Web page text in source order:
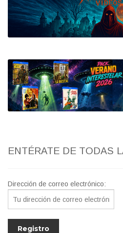
Bluray
Clasificada S
artwork
fantaterror
Jesús Franco
ENTÉRATE DE TODAS
Dirección de correo electrónico: